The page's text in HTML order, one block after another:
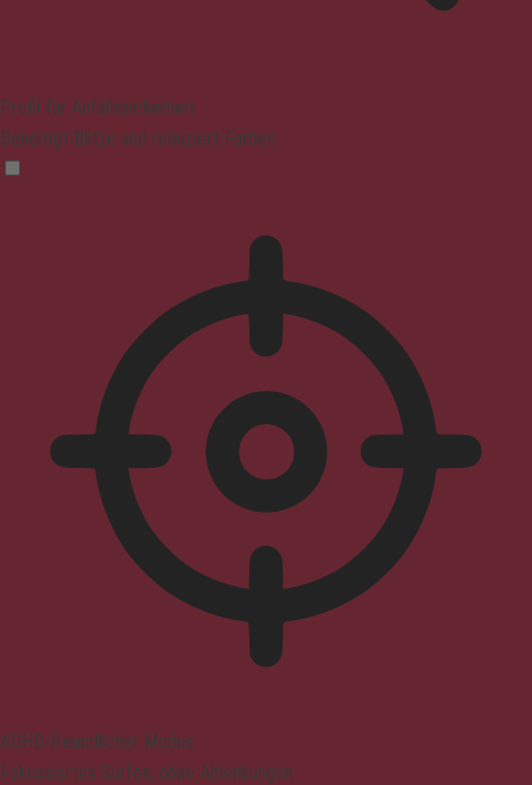
Profil für Anfallssicherheit
Beseitigt Blitze und reduziert Farben
ADHD-freundlicher Modus
Fokussiertes Surfen, ohne Ablenkungen